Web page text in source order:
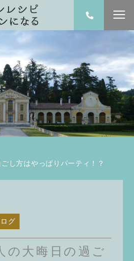
し方はやっぱりパーティ！？
グ
の大晦日の過ご